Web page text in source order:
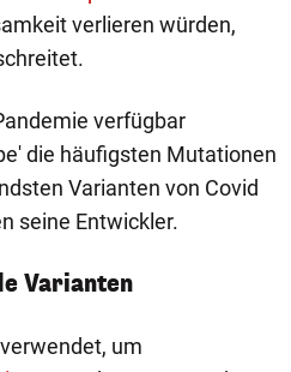
verlieren würden,
verfügbar
die häufigsten Mutationen
Varianten von Covid
seine Entwickler.
Varianten
um